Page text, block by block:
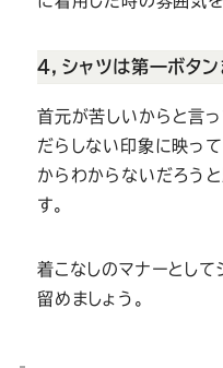
４，シャツは第一ボタ
首元が苦しいからと言っ
だらしない印象に映って
からわからないだろう
す。
着こなしのマナーとして
留めましょう。